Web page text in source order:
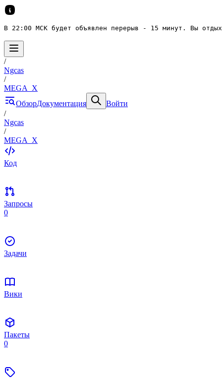
В 22:00 МСК будет объявлен перерыв - 15 минут. Вы
/
Ngcas
/
MEGA_X
ОбзорДокументация
Войти
/
Ngcas
/
MEGA_X
Код
Запросы
0
Задачи
Вики
Пакеты
0